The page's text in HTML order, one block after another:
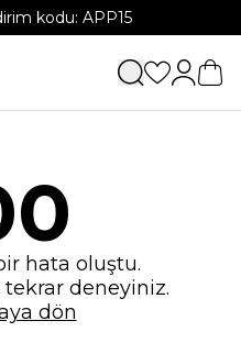
kodu: APP15
hata oluştu.
deneyiniz.
dön